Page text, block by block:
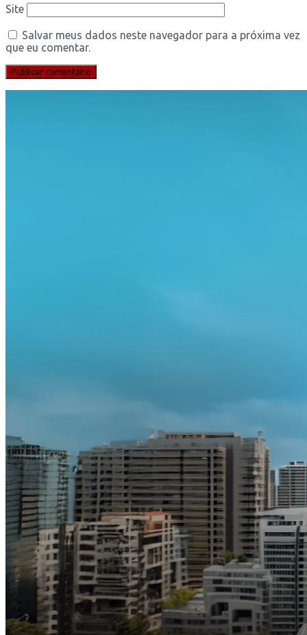
Site
Salvar meus dados neste navegador para a próxima vez
que eu comentar.